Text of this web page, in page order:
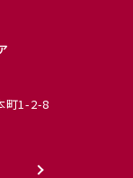
町1-2-8